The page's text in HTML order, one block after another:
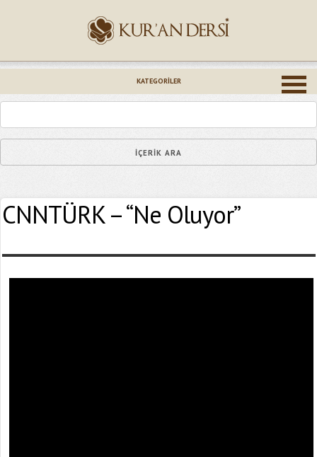
KATEGORILER
CNNTÜRK – “Ne Oluyor”
Epostanız (*)
Yaşadığınız Hatanın Ayrıntıları